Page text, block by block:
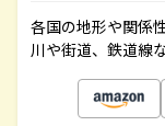
各国の地形や関係
川や街道、鉄道線